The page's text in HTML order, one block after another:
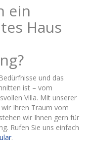
ein
Haus
und das
ist – vom
Villa. Mit unserer
Ihren Traum vom
wir Ihnen gern für
Rufen Sie uns einfach
.